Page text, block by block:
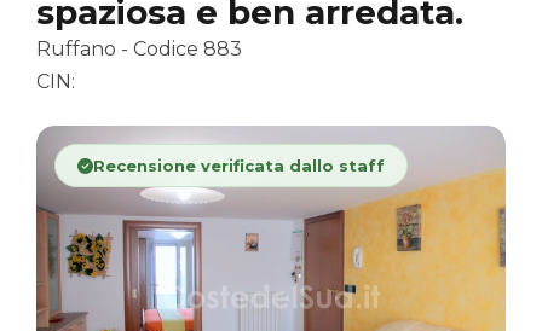
spaziosa e ben arredata.
Ruffano - Codice 883
CIN:
Recensione verificata dallo staff